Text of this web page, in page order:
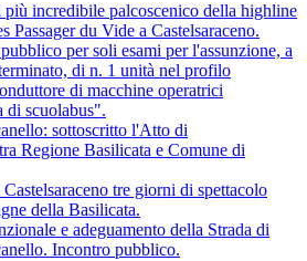
incredibile palcoscenico della highline
Passager du Vide a Castelsaraceno.
per soli esami per l'assunzione, a
di n. 1 unità nel profilo
di macchine operatrici
di scuolabus".
sottoscritto l'Atto di
Regione Basilicata e Comune di
tre giorni di spettacolo
della Basilicata.
e adeguamento della Strada di
Incontro pubblico.